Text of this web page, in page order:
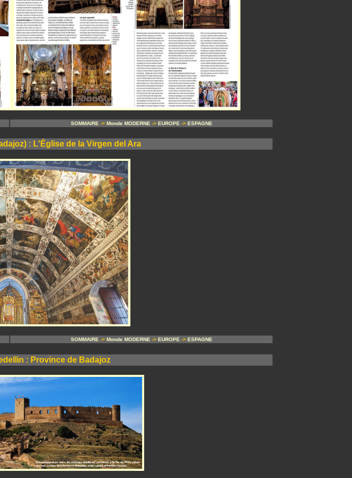
SOMMAIRE -> Monde MODERNE -> EUROPE -> ESPAGNE
: L'Église de la Virgen del Ara
SOMMAIRE -> Monde MODERNE -> EUROPE -> ESPAGNE
: Province de Badajoz